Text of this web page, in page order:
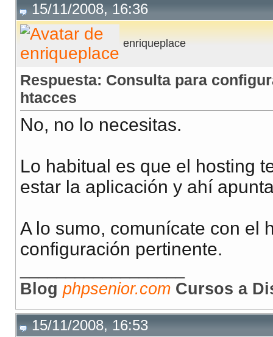
15/11/2008, 16:36
enriqueplace
Respuesta: Consulta para
htacces
No, no lo necesitas.
Lo habitual es que el hosting
estar la aplicación y ahí
A lo sumo, comunícate con el
configuración pertinente.
Blog phpsenior.com Cursos a
15/11/2008, 16:53